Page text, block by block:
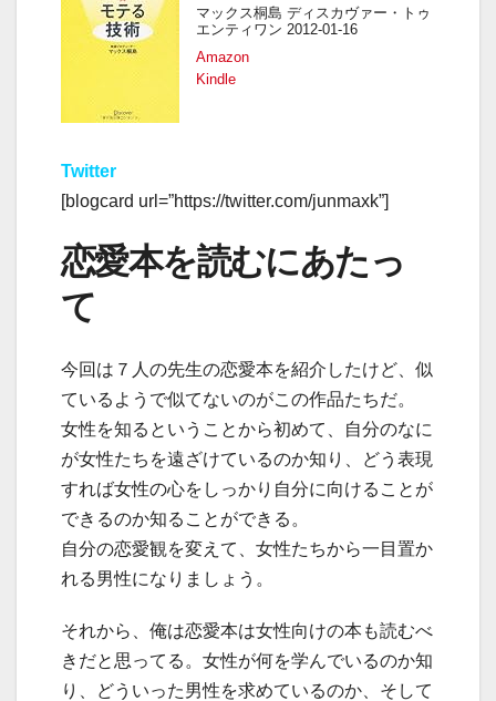
マックス桐島 ディスカヴァー・トゥ
エンティワン 2012-01-16
Amazon
Kindle
Twitter
[blogcard url=”https://twitter.com/junmaxk”]
恋愛本を読むにあたっ
て
今回は７人の先生の恋愛本を紹介したけど、似
ているようで似てないのがこの作品たちだ。
女性を知るということから初めて、自分のなに
が女性たちを遠ざけているのか知り、どう表現
すれば女性の心をしっかり自分に向けることが
できるのか知ることができる。
自分の恋愛観を変えて、女性たちから一目置か
れる男性になりましょう。
それから、俺は恋愛本は女性向けの本も読むべ
きだと思ってる。女性が何を学んでいるのか知
り、どういった男性を求めているのか、そして